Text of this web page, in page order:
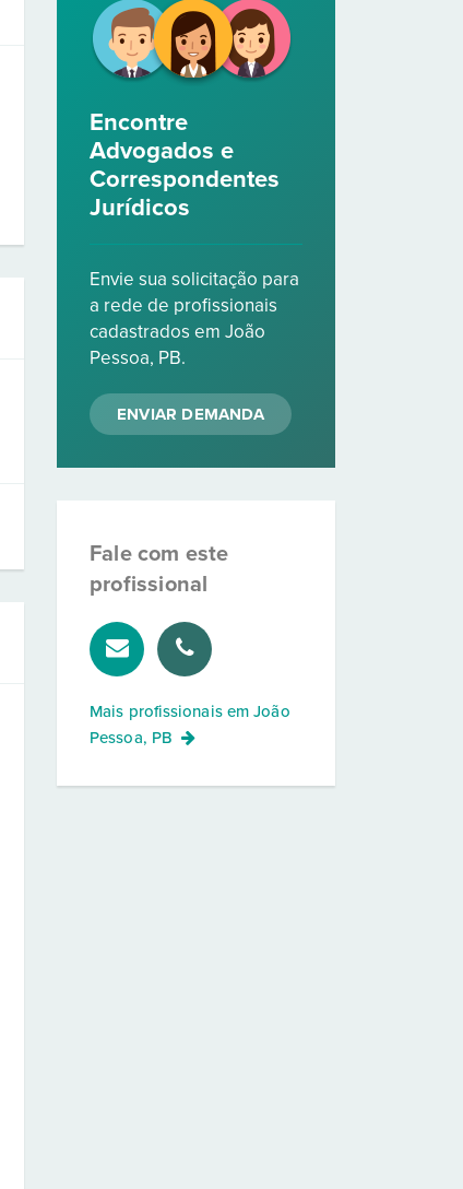
Encontre
Advogados e
Correspondentes
Jurídicos
Envie sua solicitação para
a rede de profissionais
cadastrados em João
Pessoa, PB.
ENVIAR DEMANDA
Fale com este
profissional
Mais profissionais emJoão
Pessoa, PB